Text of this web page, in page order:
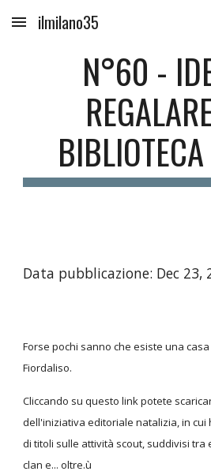
Skip to main content
ilmilano35
N°60 -
Data pubblicazione: Dec 23,
Forse pochi sanno che esiste una
Fiordaliso.
Cliccando su questo link potete
dell'iniziativa editoriale natalizia, in cui
di titoli sulle attività scout, suddivisi tra
clan e... oltre.ù